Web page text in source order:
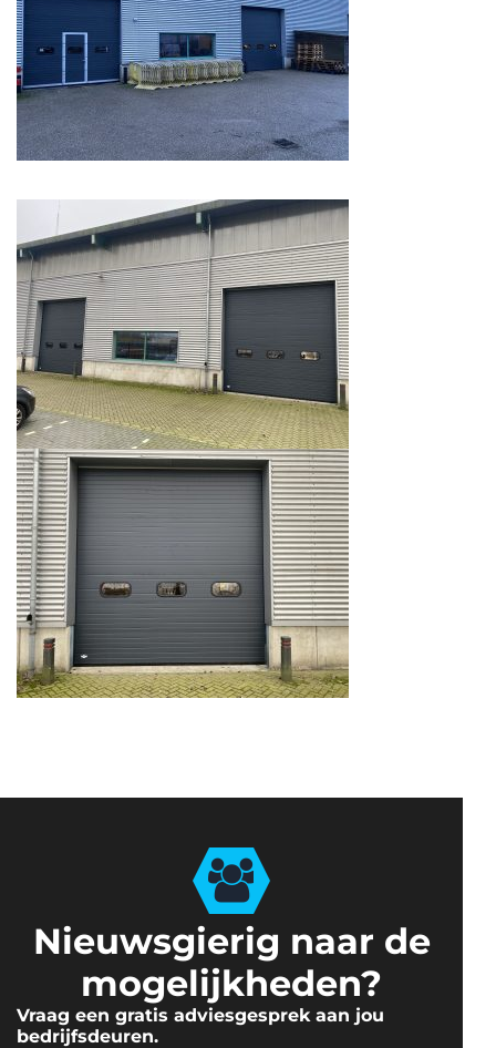
Nieuwsgierig naar de
mogelijkheden?
Vraag een gratis adviesgesprek aan jou
bedrijfsdeuren.